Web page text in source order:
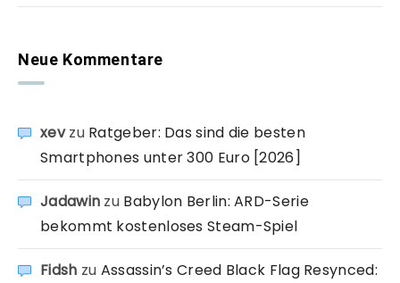
Neue Kommentare
xevzu Ratgeber: Das sind die besten
Smartphones unter 300 Euro [2026]
Jadawin zu Babylon Berlin: ARD-Serie
bekommt kostenloses Steam-Spiel
Fidsh zu Assassin’s Creed Black Flag Resynced: